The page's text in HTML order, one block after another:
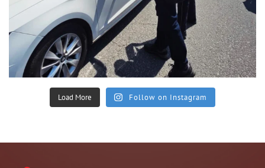
Load More Follow on Instagram